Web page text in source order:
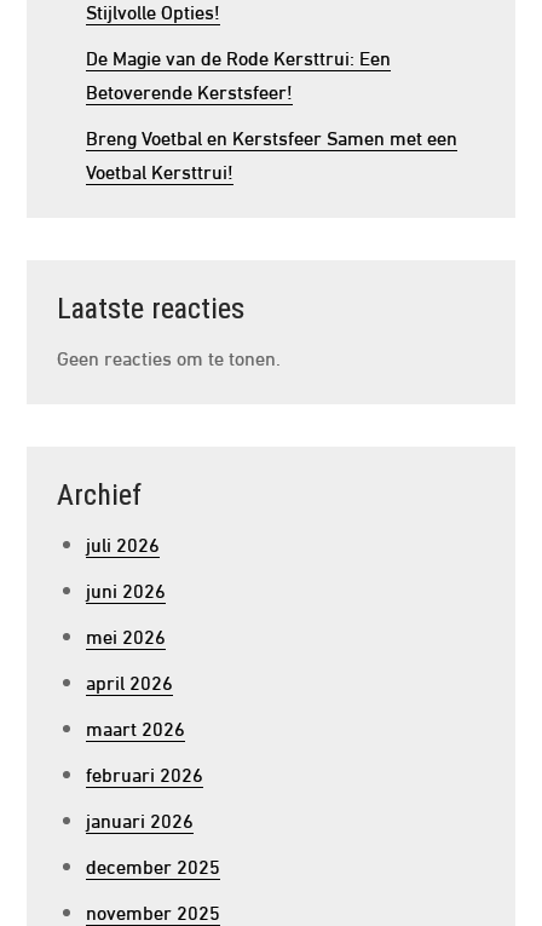
Stijlvolle Opties!
De Magie van de Rode Kersttrui: Een
Betoverende Kerstsfeer!
Breng Voetbal en Kerstsfeer Samen met een
Voetbal Kersttrui!
Laatste reacties
Geen reacties om te tonen.
Archief
juli 2026
juni 2026
mei 2026
april 2026
maart 2026
februari 2026
januari 2026
december 2025
november 2025